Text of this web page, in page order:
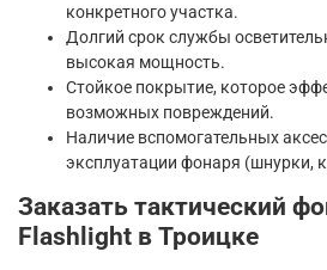
конкретного участка.
Долгий срок службы
высокая мощность.
Стойкое покрытие, которое
возможных повреждений.
Наличие вспомогательных
эксплуатации фонаря (шнурки,
Заказать тактический
Flashlight в Троицке